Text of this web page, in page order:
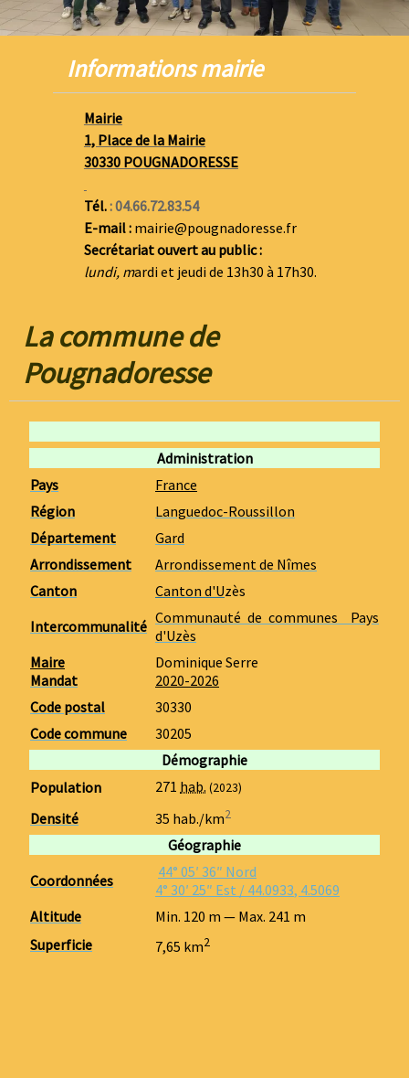
Informations mairie
Mairie
1, Place de la Mairie
30330 POUGNADORESSE
Tél.: 04.66.72.83.54
E-mail :mairie@pougnadoresse.fr
Secrétariat ouvert au public :
lundi, mardi et jeudi de 13h30 à 17h30.
La commune de
Pougnadoresse
Administration
Pays
France
Région
Languedoc-Roussillon
Département
Gard
Arrondissement
Arrondissement de Nîmes
Canton
Canton d'Uzès
Intercommunalité Communauté de communes Pays
d'Uzès
Maire
Mandat
Dominique Serre
2020-2026
Code postal
30330
Code commune
30205
Démographie
Population
271 hab. (2023)
Densité 35 hab./km2
Géographie
Coordonnées
44° 05′ 36″ Nord
4° 30′ 25″ Est / 44.0933, 4.5069
Altitude
Min. 120 m — Max. 241 m
Superficie
7,65 km2